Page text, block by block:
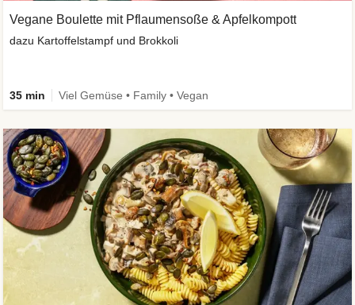
Vegane Boulette mit Pflaumensoße & Apfelkompott
dazu Kartoffelstampf und Brokkoli
35 min Viel Gemüse • Family • Vegan